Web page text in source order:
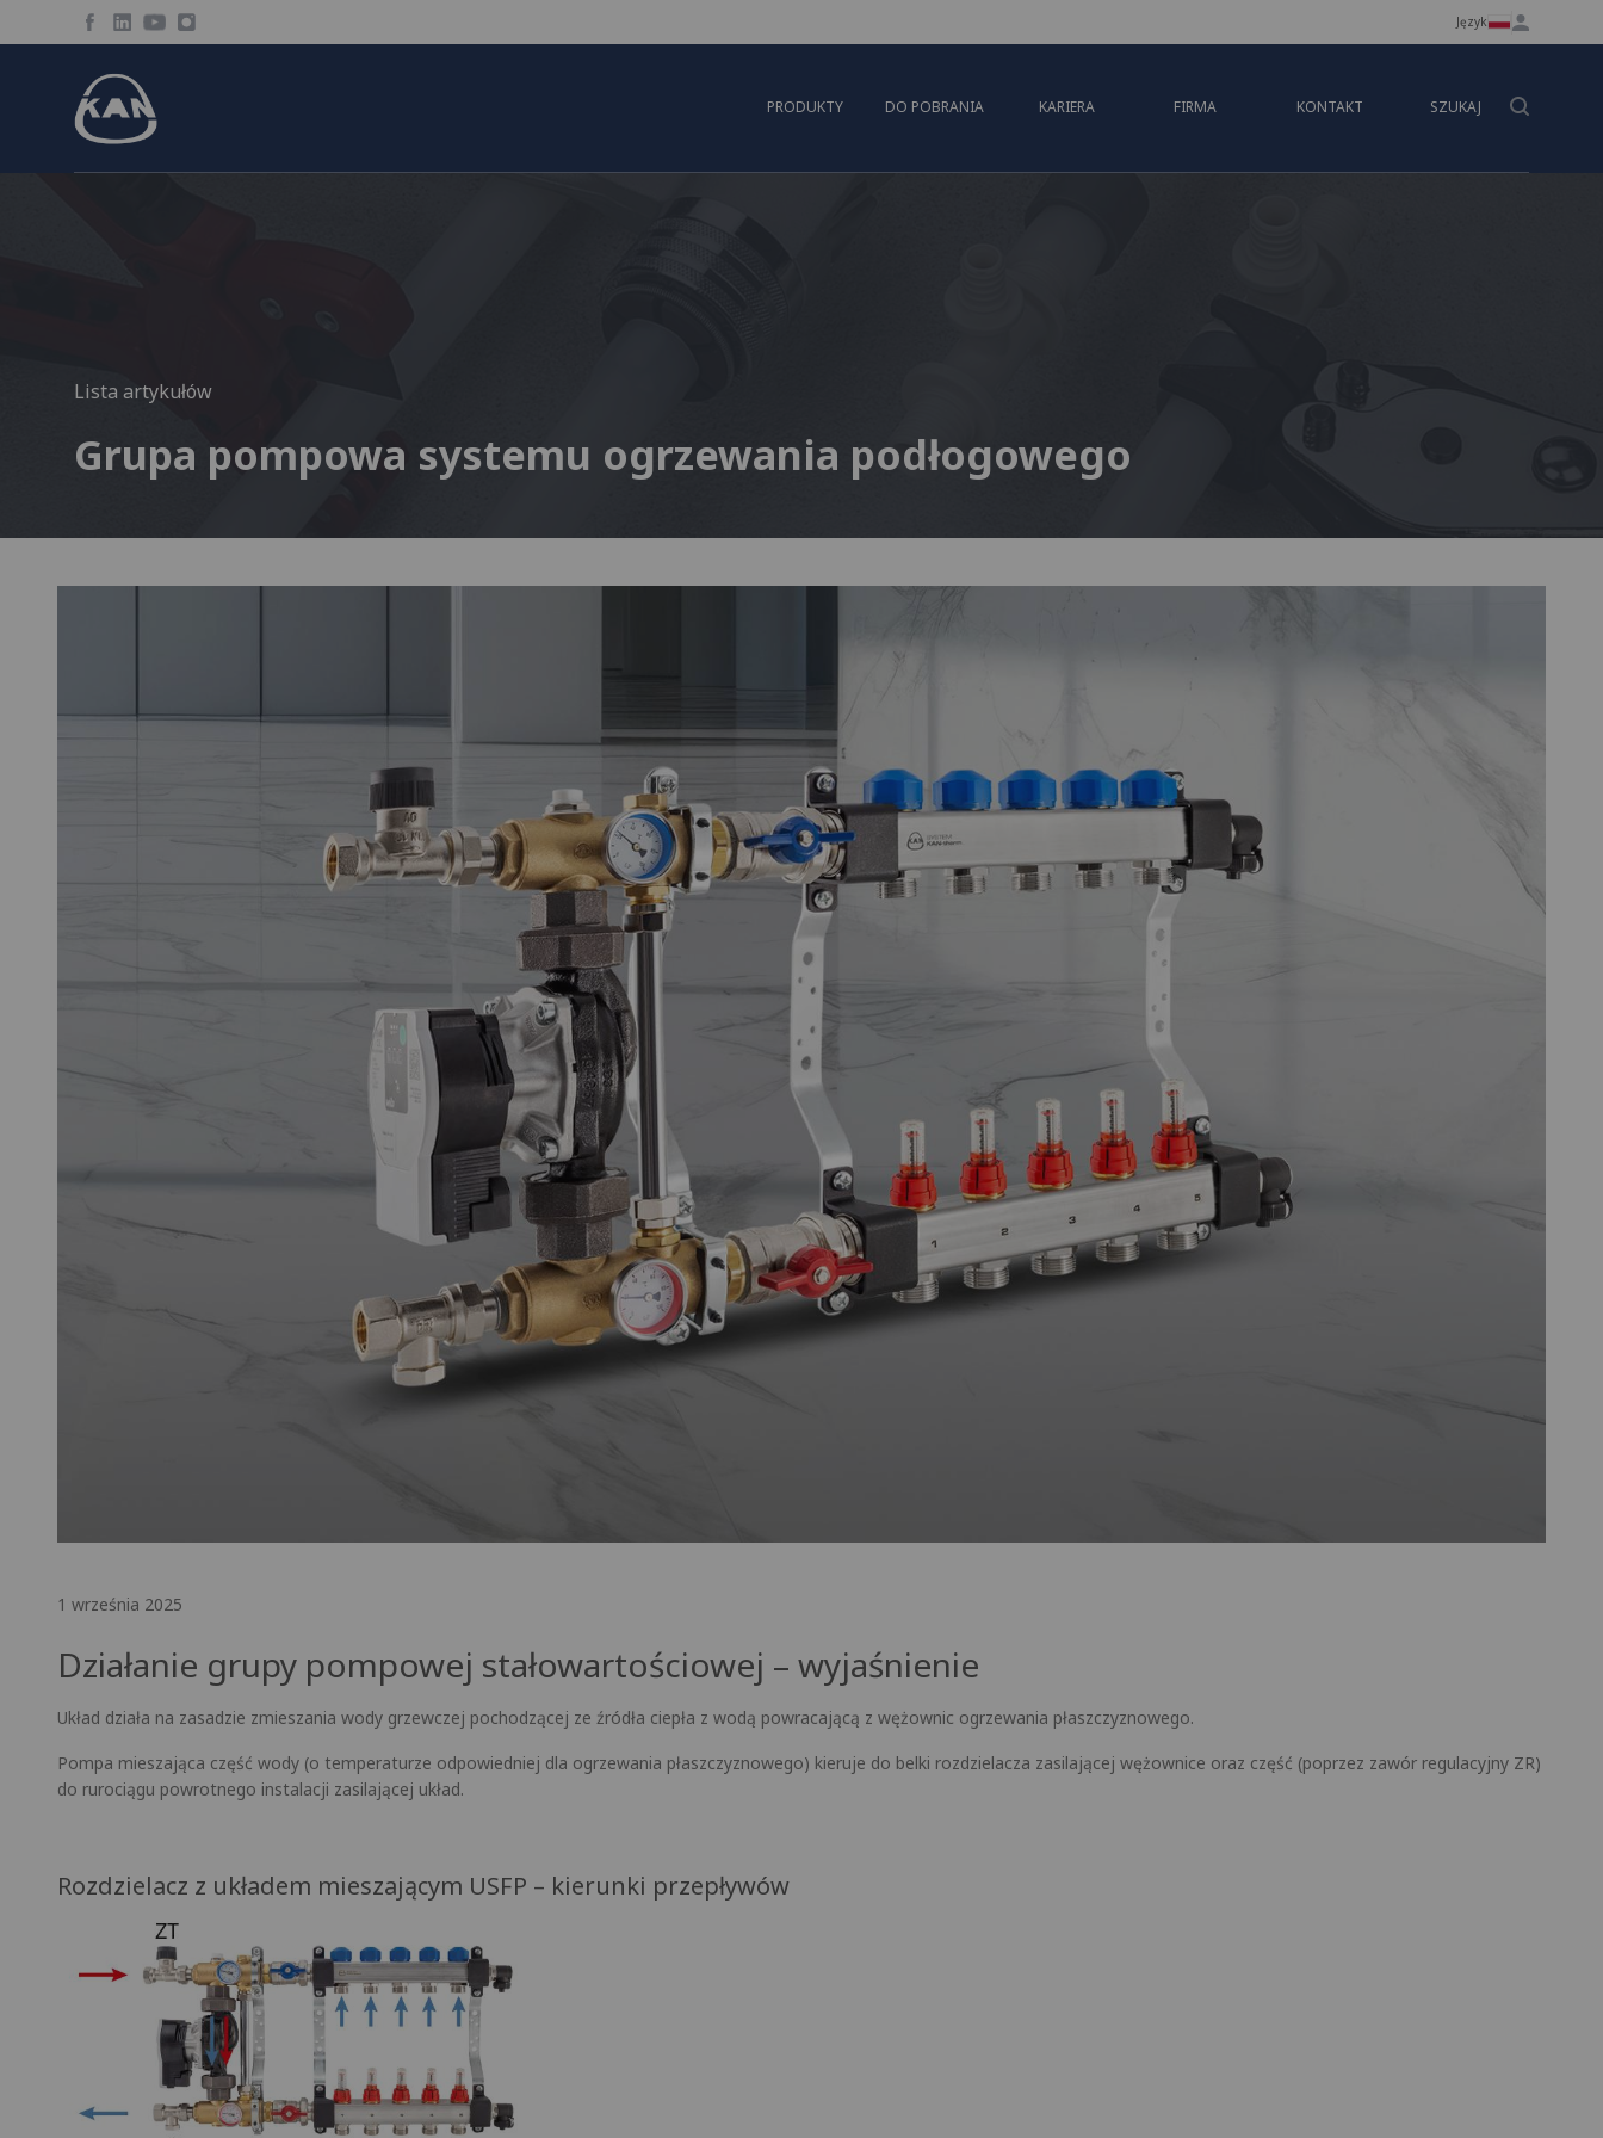
Język
PRODUKTY DO POBRANIA KARIERA FIRMA KONTAKT SZUKAJ
Lista artykułów
Grupa pompowa systemu ogrzewania podłogowego
1 września 2025
Działanie grupy pompowej stałowartościowej – wyjaśnienie
Układ działa na zasadzie zmieszania wody grzewczej pochodzącej ze źródła ciepła z wodą powracającą z wężownic ogrzewania płaszczyznowego.
Pompa mieszająca część wody (o temperaturze odpowiedniej dla ogrzewania płaszczyznowego) kieruje do belki rozdzielacza zasilającej wężownice oraz część (poprzez zawór regulacyjny ZR)
do rurociągu powrotnego instalacji zasilającej układ.
Rozdzielacz z układem mieszającym USFP – kierunki przepływów